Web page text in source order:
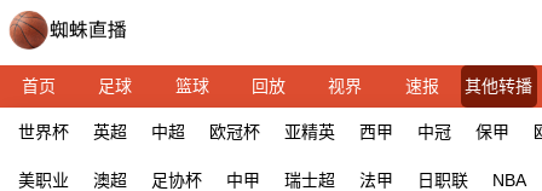
首页 足球 篮球 回放 视界 速报 其他转播
世界杯 英超 中超 欧冠杯 亚精英 西甲 中冠 保甲
美职业 澳超 足协杯 中甲 瑞士超 法甲 日职联 NBA